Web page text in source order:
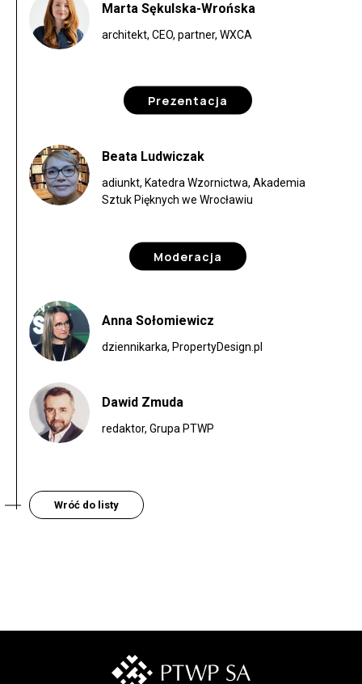
Marta Sękulska-Wrońska
architekt, CEO, partner, WXCA
Prezentacja
Beata Ludwiczak
adiunkt, Katedra Wzornictwa, Akademia
Sztuk Pięknych we Wrocławiu
Moderacja
Anna Sołomiewicz
dziennikarka, PropertyDesign.pl
Dawid Zmuda
redaktor, Grupa PTWP
Wróć do listy